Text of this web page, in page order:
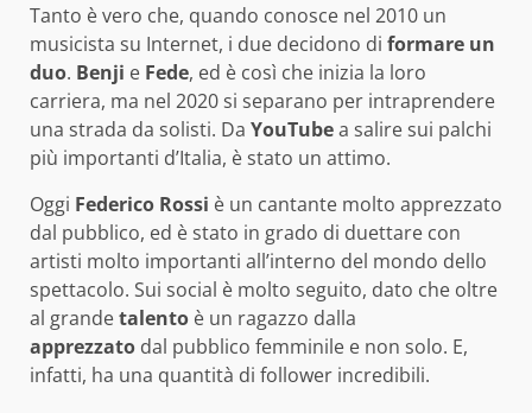
Tanto è vero che, quando conosce nel 2010 un
musicista su Internet, i due decidono di formare un
duo. Benji e Fede, ed è così che inizia la loro
carriera, ma nel 2020 si separano per intraprendere
una strada da solisti. Da YouTubea salire sui palchi
più importanti d’Italia, è stato un attimo.
Oggi Federico Rossi è un cantante molto apprezzato
dal pubblico, ed è stato in grado di duettare con
artisti molto importanti all’interno del mondo dello
spettacolo. Sui social è molto seguito, dato che oltre
al grandetalento è un ragazzo dalla
apprezzato dal pubblico femminile e non solo. E,
infatti, ha una quantità di follower incredibili.